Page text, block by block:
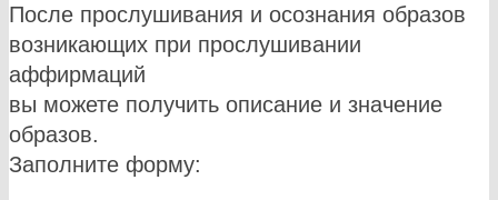
После прослушивания и осознания образов
возникающих при прослушивании
аффирмаций
вы можете получить описание и значение
образов.
Заполните форму: